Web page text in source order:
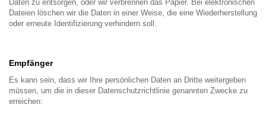
Daten zu entsorgen, oder wir verbrennen das Papier. Bei elektronischen
Dateien löschen wir die Daten in einer Weise, die eine Wiederherstellung
oder erneute Identifizierung verhindern soll.
Empfänger
Es kann sein, dass wir Ihre persönlichen Daten an Dritte weitergeben
müssen, um die in dieser Datenschutzrichtlinie genannten Zwecke zu
erreichen: